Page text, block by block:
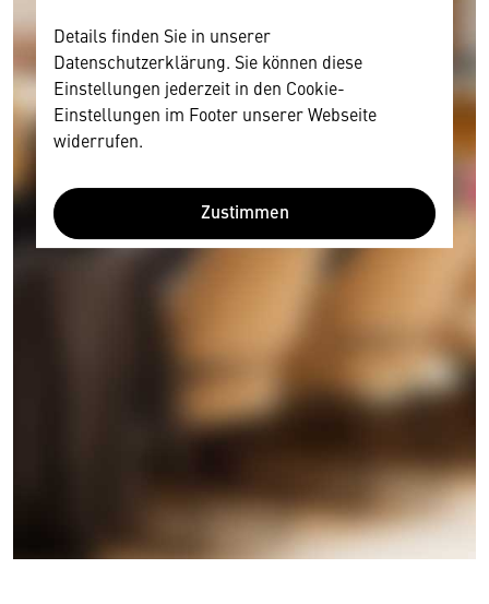
Details finden Sie in unserer
Datenschutzerklärung. Sie können diese
Einstellungen jederzeit in den Cookie-
Einstellungen im Footer unserer Webseite
widerrufen.
Zustimmen
Wir benötigen Ihre Zustimmung
Hier würden wir Ihnen gerne einen externen
Inhalt anzeigen. Dafür benötigen wir allerdings
Ihre Zustimmung, da Ihr Browser